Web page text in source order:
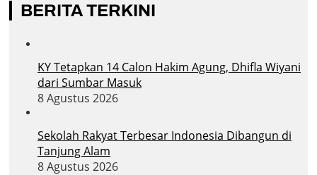
BERITA TERKINI
KY Tetapkan 14 Calon Hakim Agung, Dhifla Wiyani
dari Sumbar Masuk
8 Agustus 2026
Sekolah Rakyat Terbesar Indonesia Dibangun di
Tanjung Alam
8 Agustus 2026